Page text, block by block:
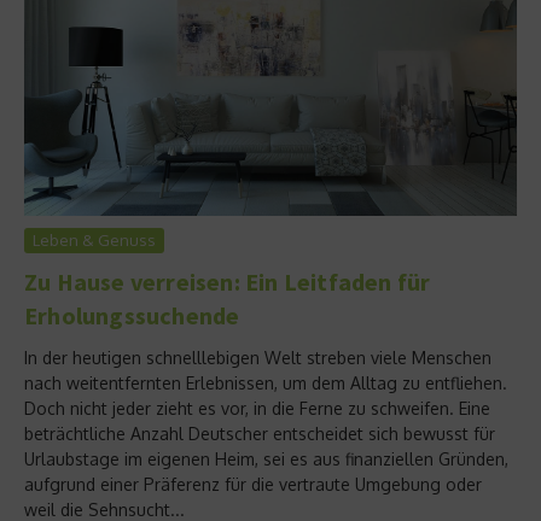
Leben & Genuss
Zu Hause verreisen: Ein Leitfaden für
Erholungssuchende
In der heutigen schnelllebigen Welt streben viele Menschen
nach weitentfernten Erlebnissen, um dem Alltag zu entfliehen.
Doch nicht jeder zieht es vor, in die Ferne zu schweifen. Eine
beträchtliche Anzahl Deutscher entscheidet sich bewusst für
Urlaubstage im eigenen Heim, sei es aus finanziellen Gründen,
aufgrund einer Präferenz für die vertraute Umgebung oder
weil die Sehnsucht...